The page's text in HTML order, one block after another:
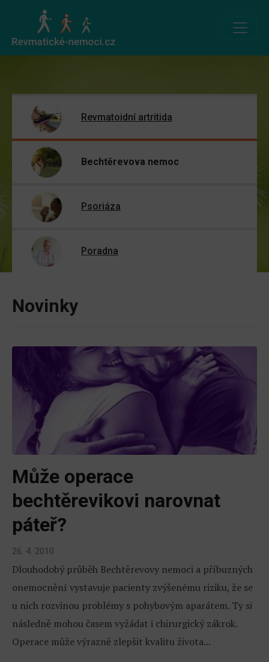
Revmatoidní artritida
Bechtěrevova nemoc
Psoriáza
Poradna
Novinky
Může operace
bechtěrevikovi narovnat
páteř?
26. 4. 2010
Dlouhodobý průběh Bechtěrevovy nemoci a příbuzných
onemocnění vystavuje pacienty zvýšenému riziku, že se
u nich rozvinou problémy s pohybovým aparátem. Ty si
následně mohou časem vyžádat i chirurgický zákrok.
Operace může výrazně zlepšit kvalitu života...